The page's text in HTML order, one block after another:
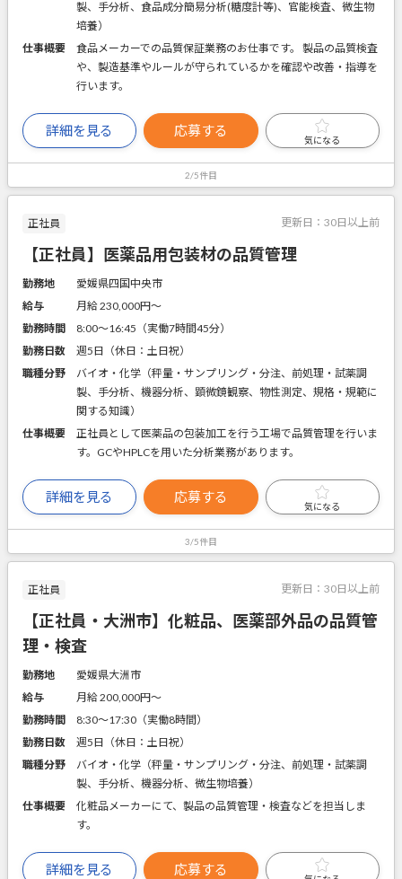
製、手分析、食品成分簡易分析(糖度計等)、官能検査、微生物
培養）
仕事概要
食品メーカーでの品質保証業務のお仕事です。 製品の品質検査
や、製造基準やルールが守られているかを確認や改善・指導を
行います。
詳細を見る 応募する
気になる
2/5件目
正社員 更新日： 30日以上前
【正社員】医薬品用包装材の品質管理
勤務地
愛媛県四国中央市
給与
月給 230,000円〜
勤務時間
8:00～16:45（実働7時間45分）
勤務日数
週5日（休日：土日祝）
職種分野
バイオ・化学（秤量・サンプリング・分注、前処理・試薬調
製、手分析、機器分析、顕微鏡観察、物性測定、規格・規範に
関する知識）
仕事概要
正社員として医薬品の包装加工を行う工場で品質管理を行いま
す。GCやHPLCを用いた分析業務があります。
詳細を見る 応募する
気になる
3/5件目
正社員 更新日： 30日以上前
【正社員・大洲市】化粧品、医薬部外品の品質管
理・検査
勤務地
愛媛県大洲市
給与
月給 200,000円〜
勤務時間
8:30～17:30（実働8時間）
勤務日数
週5日（休日：土日祝）
職種分野
バイオ・化学（秤量・サンプリング・分注、前処理・試薬調
製、手分析、機器分析、微生物培養）
仕事概要
化粧品メーカーにて、製品の品質管理・検査などを担当しま
す。
詳細を見る 応募する